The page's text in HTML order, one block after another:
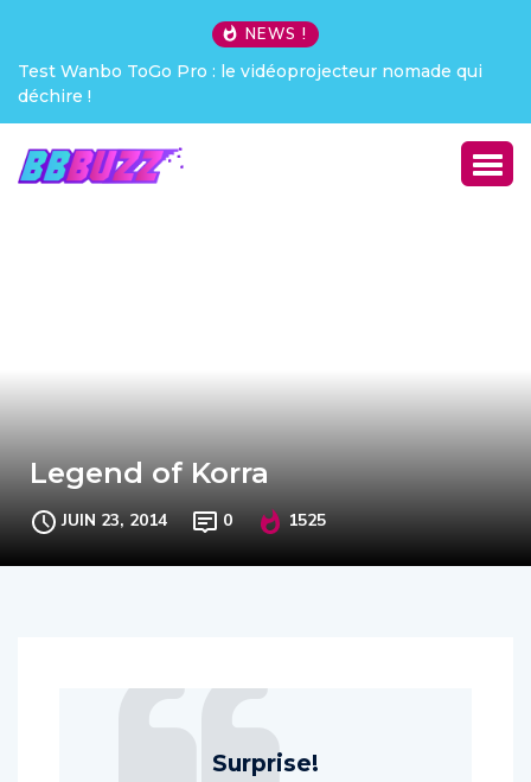
NEWS !
Test Wanbo ToGo Pro : le vidéoprojecteur nomade qui
déchire !
Legend of Korra
JUIN 23, 2014 0 1525
Surprise!